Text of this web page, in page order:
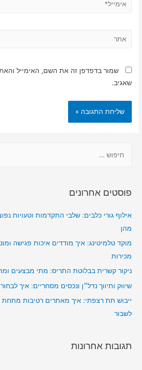
שמור בדפדפן זה את השם, האימייל
שאגיב.
:
פוסטים אחרונים
אילוף גורי כלבים: שלבי התקדמות וטעויות
מהן
מוקד טלמיטינג: איך מודדים איכות פגישה
מכירות
ניקור קשרית בבלוטת התריס: מתי מבצעים
שיווק ותיווך נדל״ן ונכסים מסחריים: איך
ייבוש תת רצפתי: איך מאתרים רטיבות מתחת
לשבור
תגובות אחרונות